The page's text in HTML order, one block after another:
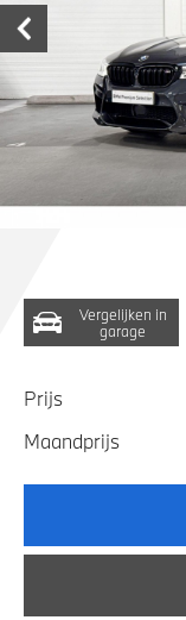
Vergelijken in
garage
Prijs
Maandprijs